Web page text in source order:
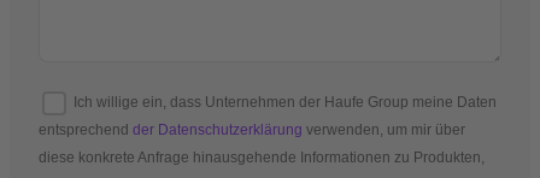
Ich willige ein, dass Unternehmen der Haufe Group meine Daten
entsprechend der Datenschutzerklärung verwenden, um mir über
diese konkrete Anfrage hinausgehende Informationen zu Produkten,